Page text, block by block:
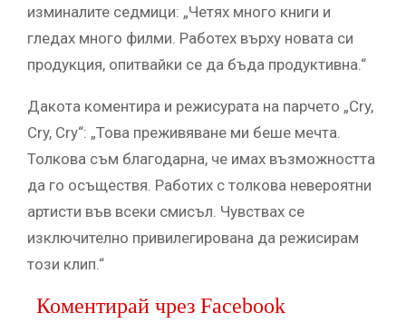
изминалите седмици: „Четях много книги и
гледах много филми. Работех върху новата си
продукция, опитвайки се да бъда продуктивна.“
Дакота коментира и режисурата на парчето „Cry,
Cry, Cry“: „Това преживяване ми беше мечта.
Толкова съм благодарна, че имах възможността
да го осъществя. Работих с толкова невероятни
артисти във всеки смисъл. Чувствах се
изключително привилегирована да режисирам
този клип.“
Коментирай чрез Facebook